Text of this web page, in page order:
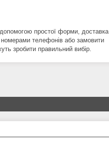
простої форми, доставка
телефонів або замовити
зробити правильний вибір.